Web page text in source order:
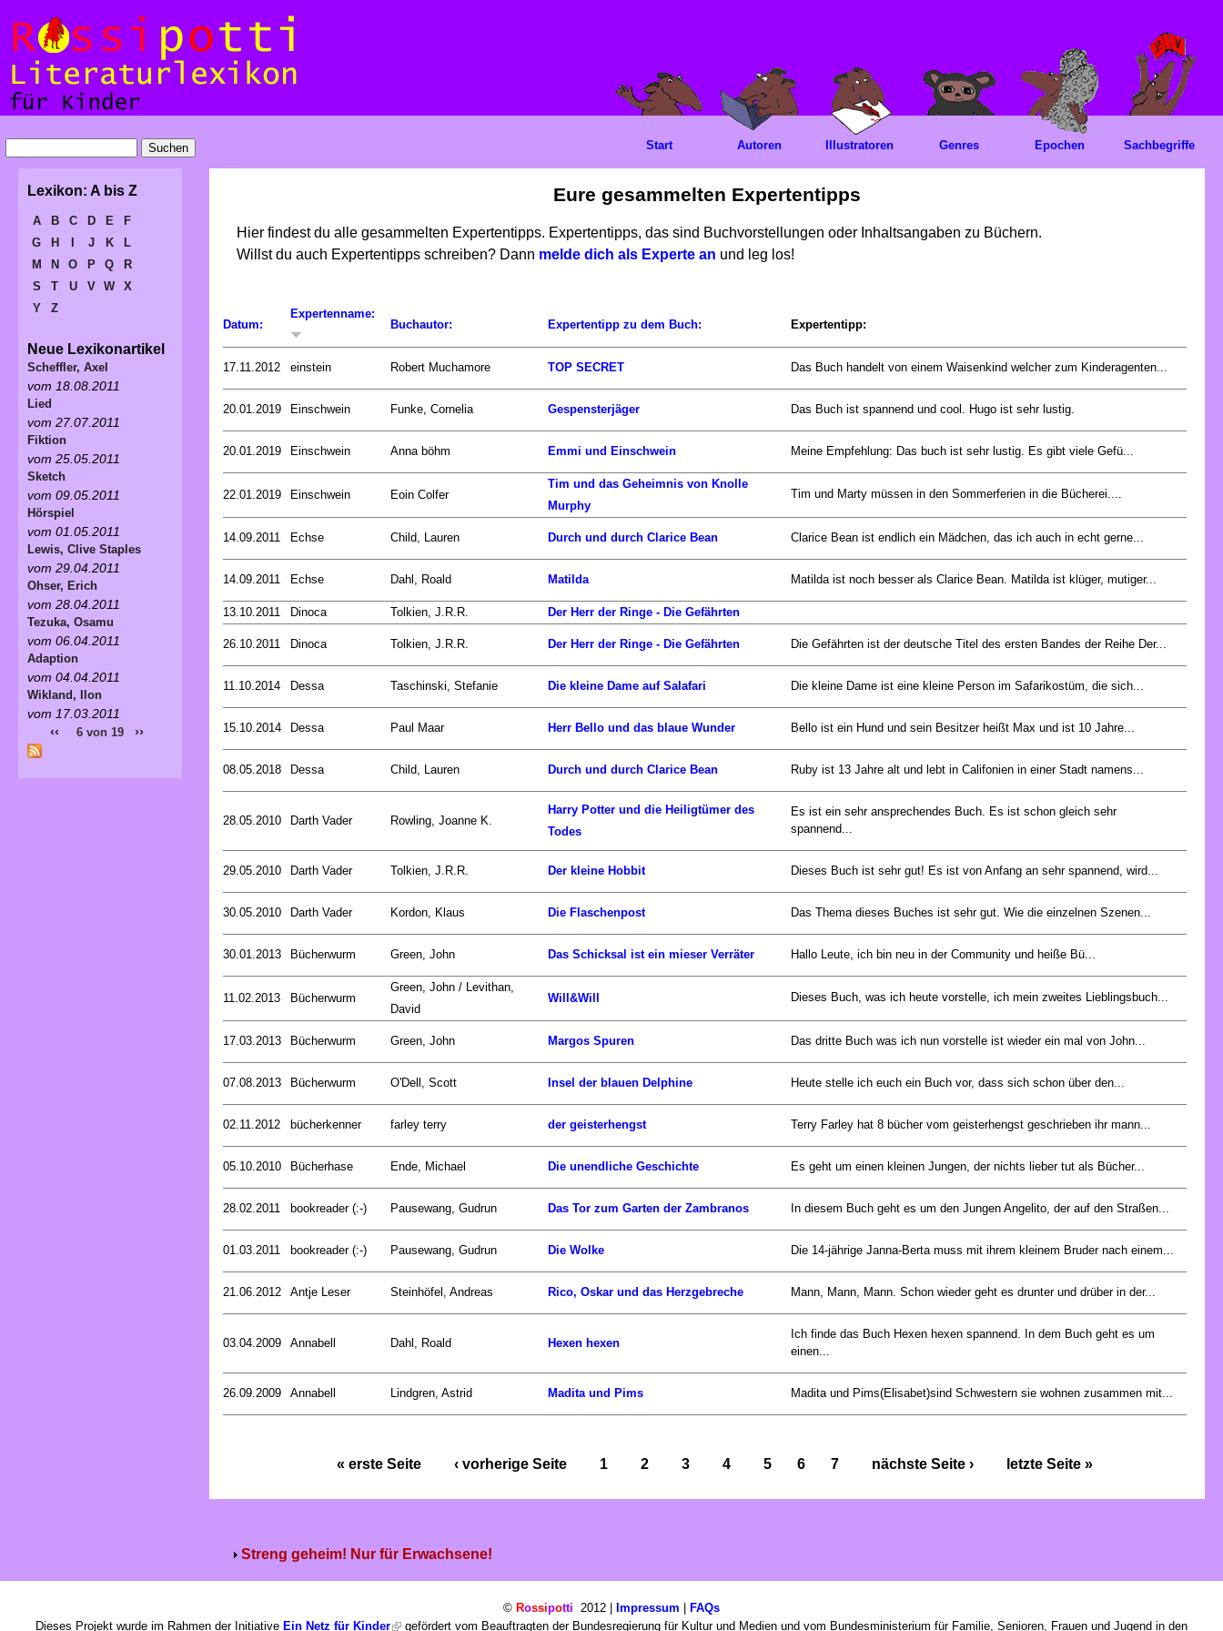
Eure gesammelten Expertentipps
Hier findest du alle gesammelten Expertentipps. Expertentipps, das sind Buchvorstellungen oder Inhaltsangaben zu Büchern.
Willst du auch Expertentipps schreiben? Dann melde dich als Experte an und leg los!
Datum:
Expertenname:
Buchautor:
Expertentipp zu dem Buch: Expertentipp:
17.11.2012 einstein Robert Muchamore TOP SECRET Das Buch handelt von einem Waisenkind welcher zum Kinderagenten...
20.01.2019 Einschwein Funke, Cornelia Gespensterjäger Das Buch ist spannend und cool. Hugo ist sehr lustig.
20.01.2019 Einschwein Anna böhm Emmi und Einschwein Meine Empfehlung: Das buch ist sehr lustig. Es gibt viele Gefü...
22.01.2019 Einschwein Eoin Colfer
Tim und das Geheimnis von Knolle
Murphy
Tim und Marty müssen in den Sommerferien in die Bücherei....
14.09.2011 Echse Child, Lauren Durch und durch Clarice Bean Clarice Bean ist endlich ein Mädchen, das ich auch in echt gerne...
14.09.2011 Echse Dahl, Roald Matilda Matilda ist noch besser als Clarice Bean. Matilda ist klüger, mutiger...
13.10.2011 Dinoca Tolkien, J.R.R. Der Herr der Ringe - Die Gefährten
26.10.2011 Dinoca Tolkien, J.R.R. Der Herr der Ringe - Die Gefährten Die Gefährten ist der deutsche Titel des ersten Bandes der Reihe Der...
11.10.2014 Dessa Taschinski, Stefanie Die kleine Dame auf Salafari Die kleine Dame ist eine kleine Person im Safarikostüm, die sich...
15.10.2014 Dessa Paul Maar Herr Bello und das blaue Wunder Bello ist ein Hund und sein Besitzer heißt Max und ist 10 Jahre...
08.05.2018 Dessa Child, Lauren Durch und durch Clarice Bean Ruby ist 13 Jahre alt und lebt in Califonien in einer Stadt namens...
28.05.2010 Darth Vader Rowling, Joanne K.
Harry Potter und die Heiligtümer des
Todes
Es ist ein sehr ansprechendes Buch. Es ist schon gleich sehr
spannend...
29.05.2010 Darth Vader Tolkien, J.R.R. Der kleine Hobbit Dieses Buch ist sehr gut! Es ist von Anfang an sehr spannend, wird...
30.05.2010 Darth Vader Kordon, Klaus Die Flaschenpost Das Thema dieses Buches ist sehr gut. Wie die einzelnen Szenen...
30.01.2013 Bücherwurm Green, John Das Schicksal ist ein mieser Verräter Hallo Leute, ich bin neu in der Community und heiße Bü...
11.02.2013 Bücherwurm
Green, John / Levithan,
David
Will&Will Dieses Buch, was ich heute vorstelle, ich mein zweites Lieblingsbuch...
17.03.2013 Bücherwurm Green, John Margos Spuren Das dritte Buch was ich nun vorstelle ist wieder ein mal von John...
07.08.2013 Bücherwurm O'Dell, Scott Insel der blauen Delphine Heute stelle ich euch ein Buch vor, dass sich schon über den...
02.11.2012 bücherkenner farley terry der geisterhengst Terry Farley hat 8 bücher vom geisterhengst geschrieben ihr mann...
05.10.2010 Bücherhase Ende, Michael Die unendliche Geschichte Es geht um einen kleinen Jungen, der nichts lieber tut als Bücher...
28.02.2011 bookreader (:-) Pausewang, Gudrun Das Tor zum Garten der Zambranos In diesem Buch geht es um den Jungen Angelito, der auf den Straßen...
01.03.2011 bookreader (:-) Pausewang, Gudrun Die Wolke Die 14-jährige Janna-Berta muss mit ihrem kleinem Bruder nach einem...
21.06.2012 Antje Leser Steinhöfel, Andreas Rico, Oskar und das Herzgebreche Mann, Mann, Mann. Schon wieder geht es drunter und drüber in der...
03.04.2009 Annabell Dahl, Roald Hexen hexen
Ich finde das Buch Hexen hexen spannend. In dem Buch geht es um
einen...
26.09.2009 Annabell Lindgren, Astrid Madita und Pims Madita und Pims(Elisabet)sind Schwestern sie wohnen zusammen mit...
« erste Seite ‹ vorherige Seite 1 2 3 4 5 6 7 nächste Seite › letzte Seite »
Streng geheim! Nur für Erwachsene!
Start Autoren Illustratoren Genres Epochen Sachbegriffe
Lexikon: A bis Z
A B C D E
F
G
H J K
L
M
N O P Q
R
S
T U V W
X
Y
Z
Neue Lexikonartikel
Scheffler, Axel
vom 18.08.2011
Lied
vom 27.07.2011
Fiktion
vom 25.05.2011
Sketch
vom 09.05.2011
Hörspiel
vom 01.05.2011
Lewis, Clive Staples
vom 29.04.2011
Ohser, Erich
vom 28.04.2011
Tezuka, Osamu
vom 06.04.2011
Adaption
vom 04.04.2011
Wikland, Ilon
vom 17.03.2011
‹‹ 6 von 19 ››
© Rossipotti 2012 | Impressum | FAQs
Dieses Projekt wurde im Rahmen der Initiative Ein Netz für Kinder gefördert vom Beauftragten der Bundesregierung für Kultur und Medien und vom Bundesministerium für Familie, Senioren, Frauen und Jugend in den